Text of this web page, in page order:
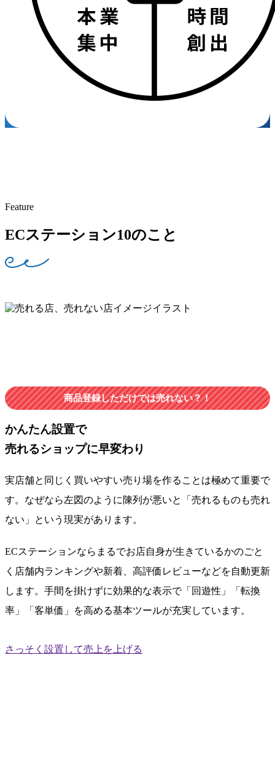
Feature
ECステーション10のこと
商品登録しただけでは売れない？！
かんたん設置で
売れるショップに早変わり
実店舗と同じく買いやすい売り場を作ることは極めて重要で
す。なぜなら左図のように陳列が悪いと
「売れるものも売れ
ない」
という現実があります。
ECステーションならまるでお店自身が生きているかのごと
く 店舗内ランキングや新着、高評価レビューなどを自動更新
します。手間を掛けずに効果的な表示で「回遊性」「転換
率」「客単価」
を高める基本ツールが充実しています。
さっそく設置して売上を上げる